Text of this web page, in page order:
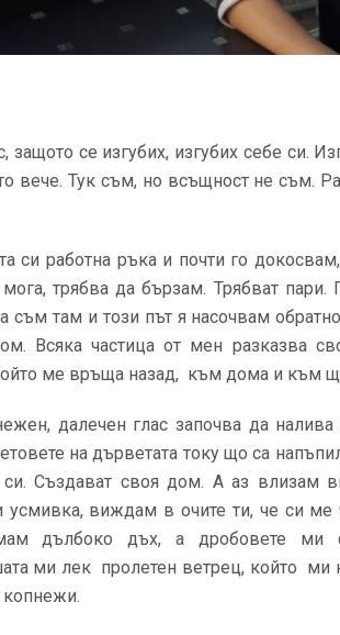
защото се изгубих, изгубих себе си.
вече. Тук съм, но всъщност не съм.
си работна ръка и почти го
трябва да бързам. Трябват
съм там и този път я насочвам
Всяка частица от мен разказва
ме връща назад, към дома и към
далечен глас започва да
на дърветата току що са
си. Създават своя дом. А аз влизам
усмивка, виждам в очите ти, че си
дълбоко дъх, а дробовете ми
ми лек пролетен ветрец, който ми
копнежи.